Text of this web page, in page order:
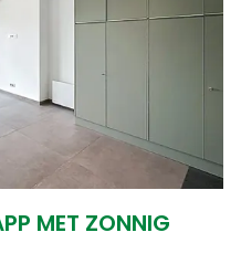
MET ZONNIG